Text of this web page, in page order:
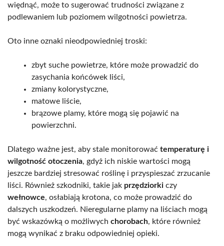
więdnąć, może to sugerować trudności związane z
podlewaniem lub poziomem wilgotności powietrza.
Oto inne oznaki nieodpowiedniej troski:
zbyt suche powietrze, które może prowadzić do
zasychania końcówek liści,
zmiany kolorystyczne,
matowe liście,
brązowe plamy, które mogą się pojawić na
powierzchni.
Dlatego ważne jest, aby stale monitorować temperaturę i
wilgotność otoczenia, gdyż ich niskie wartości mogą
jeszcze bardziej stresować roślinę i przyspieszać zrzucanie
liści. Również szkodniki, takie jak przędziorki czy
wełnowce, osłabiają krotona, co może prowadzić do
dalszych uszkodzeń. Nieregularne plamy na liściach mogą
być wskazówką o możliwych chorobach, które również
mogą wynikać z braku odpowiedniej opieki.